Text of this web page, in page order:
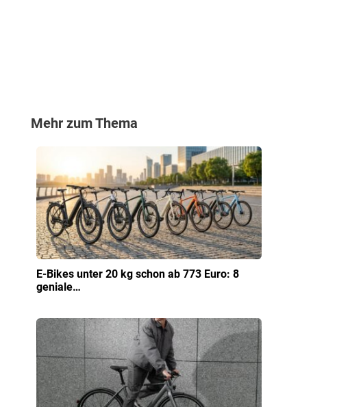
Mehr zum Thema
E-Bikes unter 20 kg schon ab 773 Euro: 8
geniale…